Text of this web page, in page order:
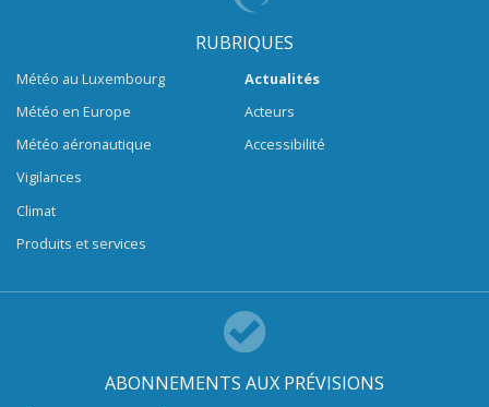
RUBRIQUES
Météo au Luxembourg
Météo en Europe
Météo aéronautique
Vigilances
Climat
Produits et services
Actualités
Acteurs
Accessibilité
ABONNEMENTS AUX PRÉVISIONS